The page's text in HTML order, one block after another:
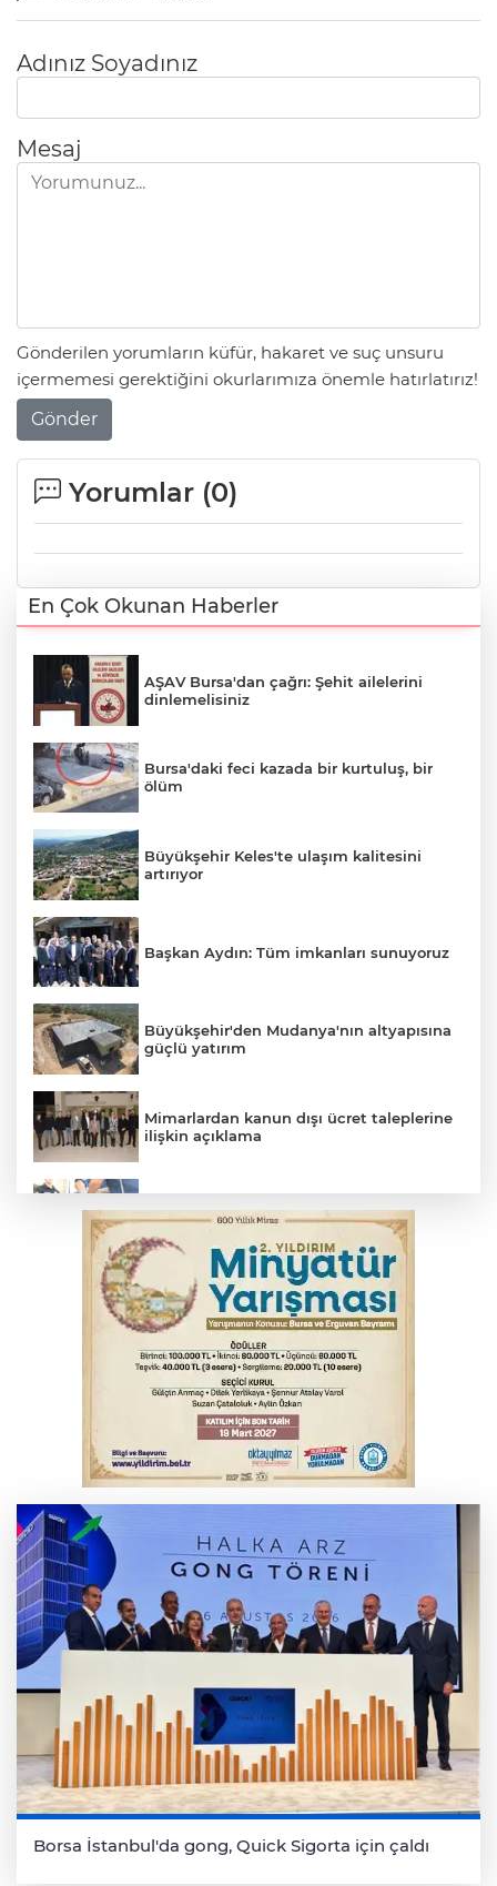
Adınız Soyadınız
Mesaj
Gönderilen yorumların küfür, hakaret ve suç unsuru
içermemesi gerektiğini okurlarımıza önemle hatırlatırız!
Gönder
Yorumlar (0)
En Çok Okunan Haberler
AŞAV Bursa'dan çağrı: Şehit ailelerini
dinlemelisiniz
Bursa'daki feci kazada bir kurtuluş, bir
ölüm
Büyükşehir Keles'te ulaşım kalitesini
artırıyor
Başkan Aydın: Tüm imkanları sunuyoruz
Büyükşehir'den Mudanya'nın altyapısına
güçlü yatırım
Mimarlardan kanun dışı ücret taleplerine
ilişkin açıklama
donduran ifade
Osmangazi’de yeşil alanlar titizlikle
korunuyor
Bursa'da tavuk çiftliğinde yangın
Bursa'da kontrolden çıkan araç orta
refüje çıktı
Borsa İstanbul'da gong, Quick Sigorta için çaldı